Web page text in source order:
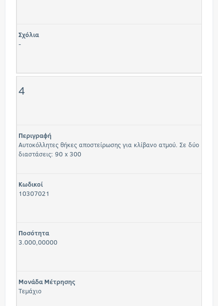
Σχόλια
-
4
Περιγραφή
Αυτοκόλλητες θήκες αποστείρωσης για κλίβανο ατμού. Σε δύο
διαστάσεις: 90 x 300
Κωδικοί
10307021
Ποσότητα
3.000,00000
Μονάδα Μέτρησης
Τεμάχιο